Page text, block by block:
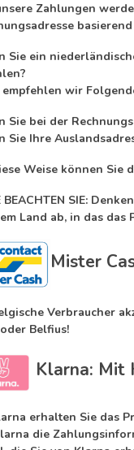
Zahlungen
Sie ein
empfehlen wir
Sie bei der
Sie Ihre
Weise können Sie
BEACHTEN SIE:
Land ab, in das
Mister
Verbraucher
Belfius!
Klarna: Mit
erhalten Sie das
die